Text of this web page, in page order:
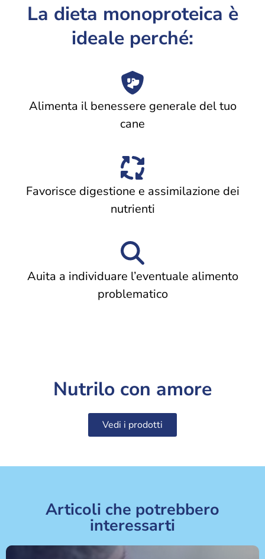
La dieta monoproteica è
ideale perché:
Alimenta il benessere generale del tuo
cane
Favorisce digestione e assimilazione dei
nutrienti
Auita a individuare l’eventuale alimento
problematico
Nutrilo con amore
Vedi i prodotti
Articoli che potrebbero
interessarti